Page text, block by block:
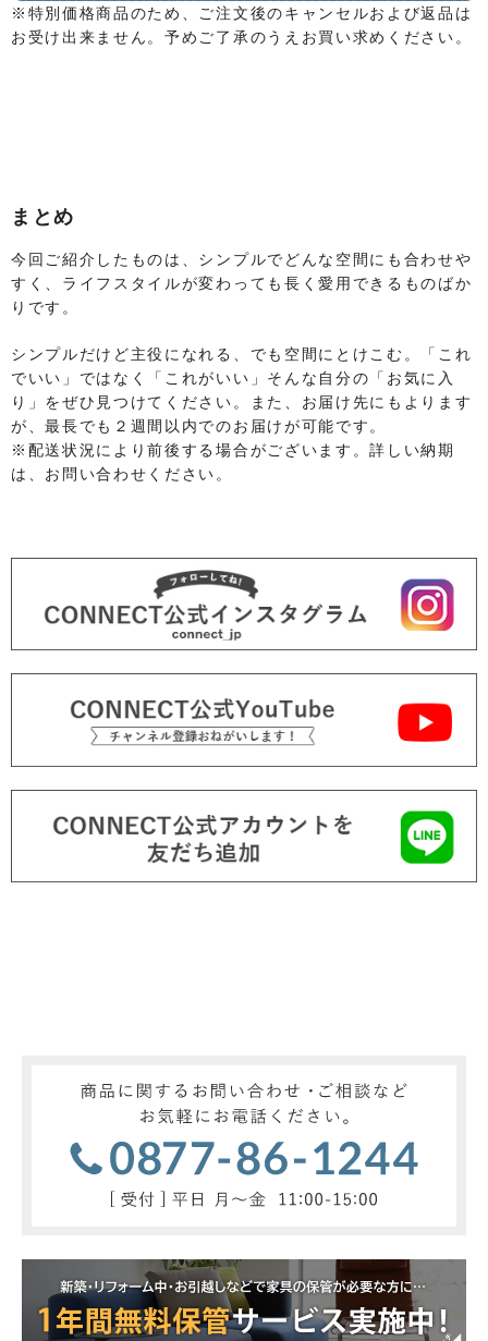
※特別価格商品のため、ご注文後のキャンセルおよび返品は
お受け出来ません。予めご了承のうえお買い求めください。
まとめ
今回ご紹介したものは、シンプルでどんな空間にも合わせや
すく、ライフスタイルが変わっても長く愛用できるものばか
りです。
シンプルだけど主役になれる、でも空間にとけこむ。「これ
でいい」ではなく「これがいい」そんな自分の「お気に入
り」をぜひ見つけてください。また、お届け先にもよります
が、最長でも２週間以内でのお届けが可能です。
※配送状況により前後する場合がございます。詳しい納期
は、お問い合わせください。